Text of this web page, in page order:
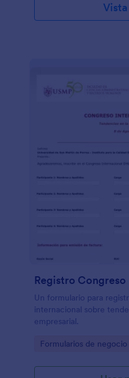
Registro
Un formulario para
internacional sobre
empresarial.
Go to Category:
Formularios de negocio